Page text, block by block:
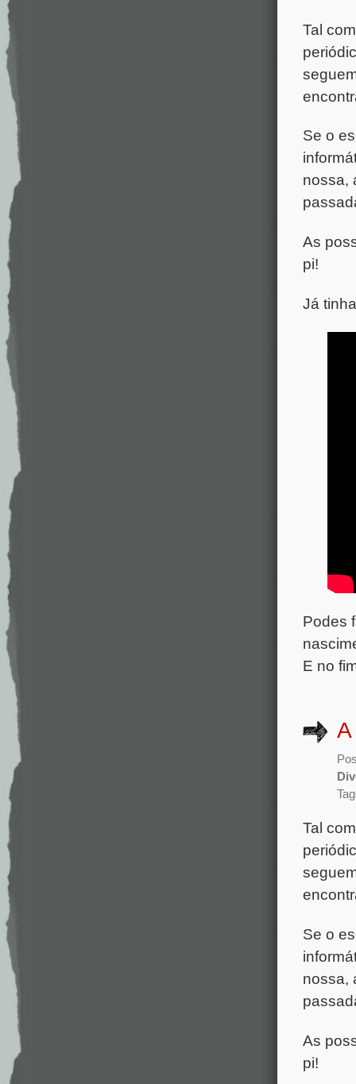
Tal
Se o
nossa,
As
pi!
Já
Podes
E no
Tal
Se o
nossa,
As
pi!